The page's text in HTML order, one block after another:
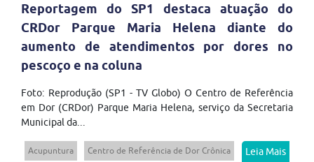
Reportagem do SP1 destaca atuação do
CRDor Parque Maria Helena diante do
aumento de atendimentos por dores no
pescoço e na coluna
Foto: Reprodução (SP1 - TV Globo) O Centro de Referência
em Dor (CRDor) Parque Maria Helena, serviço da Secretaria
Municipal da...
Acupuntura Centro de Referência de Dor Crônica Leia Mais